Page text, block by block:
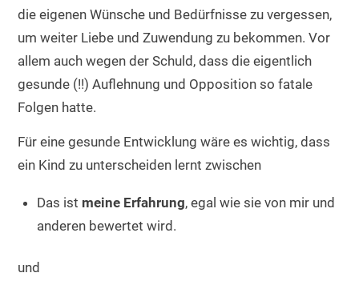
die eigenen Wünsche und Bedürfnisse zu vergessen,
um weiter Liebe und Zuwendung zu bekommen. Vor
allem auch wegen der Schuld, dass die eigentlich
gesunde (!!) Auflehnung und Opposition so fatale
Folgen hatte.
Für eine gesunde Entwicklung wäre es wichtig, dass
ein Kind zu unterscheiden lernt zwischen
Das ist meine Erfahrung, egal wie sie von mir und
anderen bewertet wird.
und